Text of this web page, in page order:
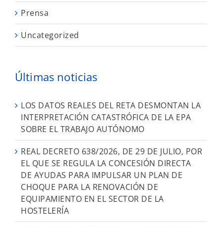
Prensa
Uncategorized
Últimas noticias
LOS DATOS REALES DEL RETA DESMONTAN LA
INTERPRETACIÓN CATASTRÓFICA DE LA EPA
SOBRE EL TRABAJO AUTÓNOMO
REAL DECRETO 638/2026, DE 29 DE JULIO, POR
EL QUE SE REGULA LA CONCESIÓN DIRECTA
DE AYUDAS PARA IMPULSAR UN PLAN DE
CHOQUE PARA LA RENOVACIÓN DE
EQUIPAMIENTO EN EL SECTOR DE LA
HOSTELERÍA